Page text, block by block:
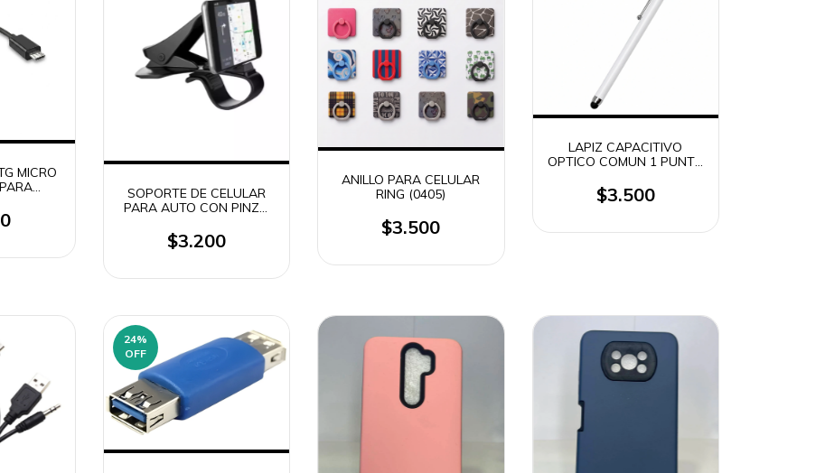
MICRO
SOPORTE DE CELULAR
PARA AUTO CON PINZA
$3.200
ANILLO PARA CELULAR
RING (0405)
$3.500
LAPIZ CAPACITIVO
OPTICO COMUN 1 PUNTA
$3.500
24%
OFF